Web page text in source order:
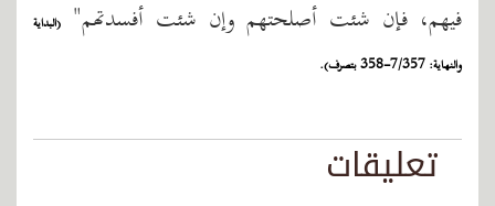
فيهم، فإن شئت أصلحتهم وإن شئت أفسدتهم" (البداية
والنهاية: 7/357-358 بتصرف).
تعليقات